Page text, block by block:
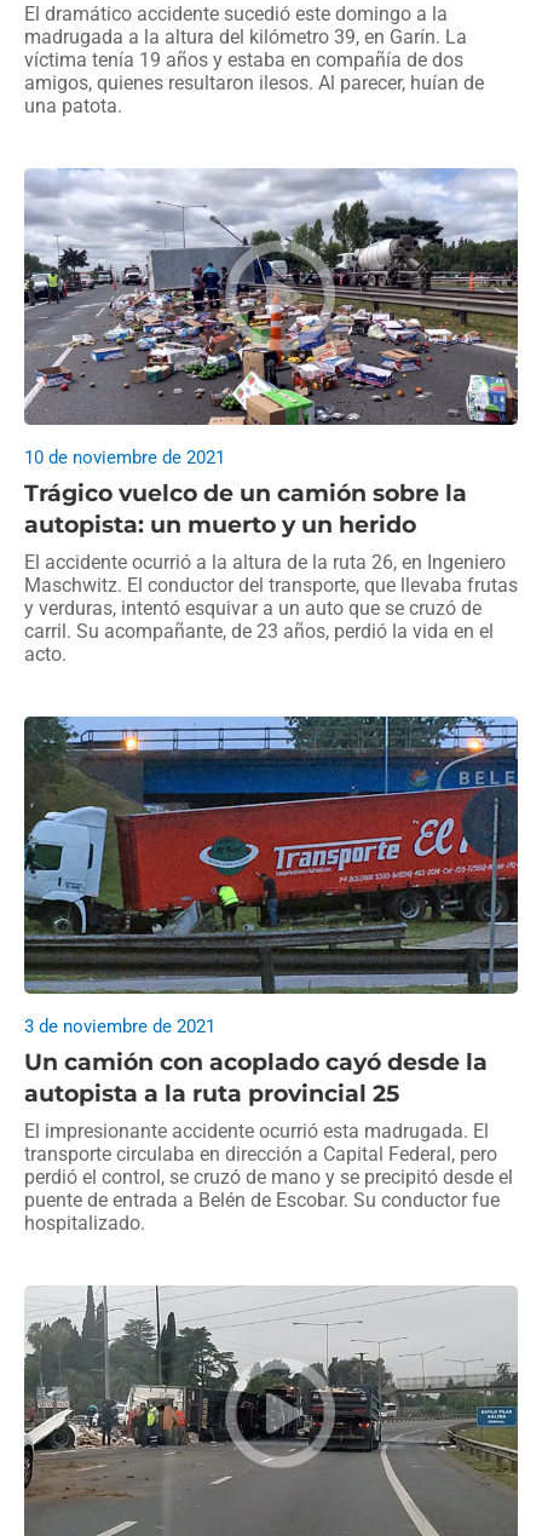
El dramático accidente sucedió este domingo a la
madrugada a la altura del kilómetro 39, en Garín. La
víctima tenía 19 años y estaba en compañía de dos
amigos, quienes resultaron ilesos. Al parecer, huían de
una patota.
Trágico vuelco de un camión sobre la
autopista: un muerto y un herido
10 de noviembre de 2021
El accidente ocurrió a la altura de la ruta 26, en Ingeniero
Maschwitz. El conductor del transporte, que llevaba frutas
y verduras, intentó esquivar a un auto que se cruzó de
carril. Su acompañante, de 23 años, perdió la vida en el
acto.
Un camión con acoplado cayó desde la
autopista a la ruta provincial 25
3 de noviembre de 2021
El impresionante accidente ocurrió esta madrugada. El
transporte circulaba en dirección a Capital Federal, pero
perdió el control, se cruzó de mano y se precipitó desde el
puente de entrada a Belén de Escobar. Su conductor fue
hospitalizado.